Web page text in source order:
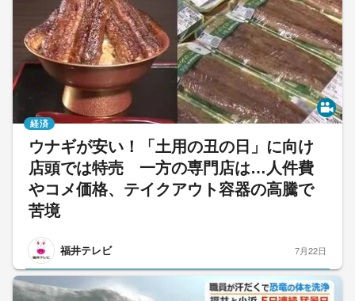
ウナギが安い！「土用の丑の日」に向け
店頭では特売 一方の専門店は…人件費
やコメ価格、テイクアウト容器の高騰で
苦境
福井テレビ
経済
7月22日